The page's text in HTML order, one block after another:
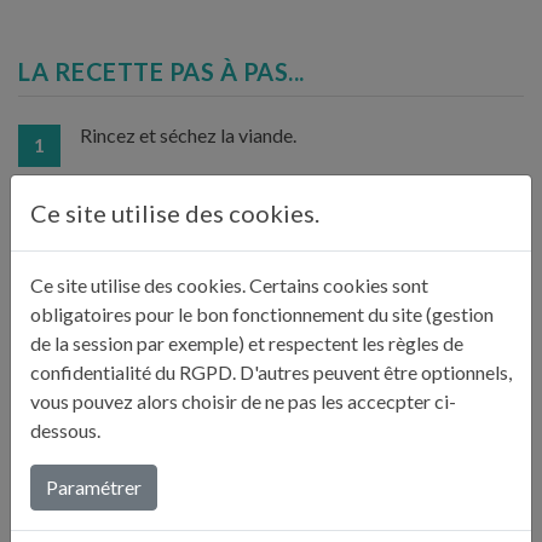
LA RECETTE PAS À PAS...
1 Rincez et séchez la viande.
2
Dans une casserole, versez 2 litres d’eau, le sel et le
dans un plat pouvant contenir l’épaule, ajoutez 3 litres
d’eau bien froide (voire 3 kg de glaçons) et plongez
l’épaule. Elle doit être quasiment immergée. Rajoutez
de l’eau si nécessaire. Maintenez-la immergée avec
des poids. Laissez mariner une nuit au frais.
Le lendemain, sortez l’épaule du liquide et séchez-la.
Préparez l’assaisonnement : mélangez tous les
Ce site utilise des cookies.
Ce site utilise des cookies. Certains cookies sont
obligatoires pour le bon fonctionnement du site (gestion
de la session par exemple) et respectent les règles de
confidentialité du RGPD. D'autres peuvent être optionnels,
vous pouvez alors choisir de ne pas les accecpter ci-
dessous.
Paramétrer